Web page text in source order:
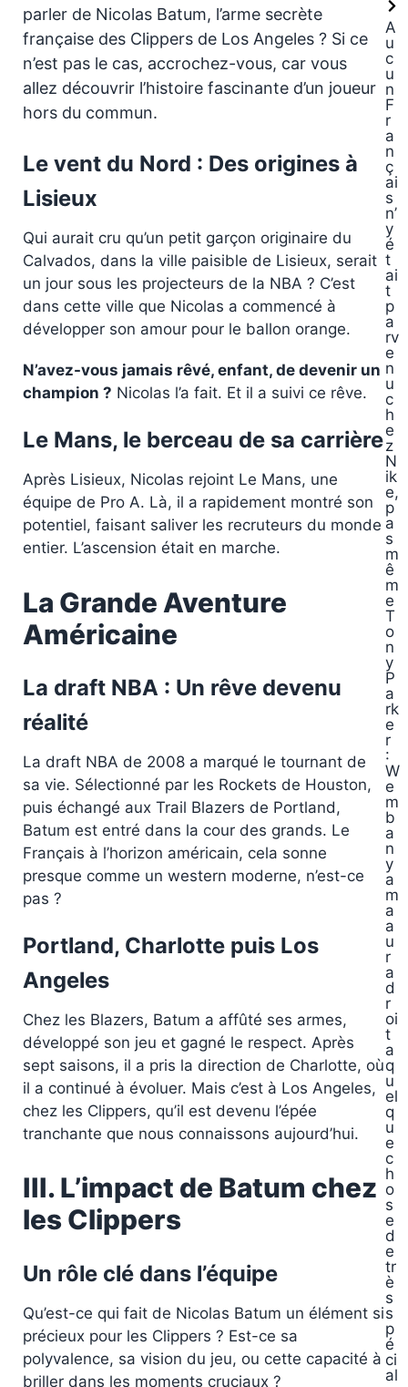
parler de Nicolas Batum, l’arme secrète
française des Clippers de Los Angeles ? Si ce
n’est pas le cas, accrochez-vous, car vous
allez découvrir l’histoire fascinante d’un joueur
hors du commun.
Le vent du Nord : Des origines à
Lisieux
Qui aurait cru qu’un petit garçon originaire du
Calvados, dans la ville paisible de Lisieux, serait
un jour sous les projecteurs de la NBA ? C’est
dans cette ville que Nicolas a commencé à
développer son amour pour le ballon orange.
N’avez-vous jamais rêvé, enfant, de devenir un
champion ? Nicolas l’a fait. Et il a suivi ce rêve.
Le Mans, le berceau de sa carrière
Après Lisieux, Nicolas rejoint Le Mans, une
équipe de Pro A. Là, il a rapidement montré son
potentiel, faisant saliver les recruteurs du monde
entier. L’ascension était en marche.
La Grande Aventure
Américaine
La draft NBA : Un rêve devenu
réalité
La draft NBA de 2008 a marqué le tournant de
sa vie. Sélectionné par les Rockets de Houston,
puis échangé aux Trail Blazers de Portland,
Batum est entré dans la cour des grands. Le
Français à l’horizon américain, cela sonne
presque comme un western moderne, n’est-ce
pas ?
Portland, Charlotte puis Los
Angeles
Chez les Blazers, Batum a affûté ses armes,
développé son jeu et gagné le respect. Après
sept saisons, il a pris la direction de Charlotte, où
il a continué à évoluer. Mais c’est à Los Angeles,
chez les Clippers, qu’il est devenu l’épée
tranchante que nous connaissons aujourd’hui.
III. L’impact de Batum chez
les Clippers
Un rôle clé dans l’équipe
Qu’est-ce qui fait de Nicolas Batum un élément si
précieux pour les Clippers ? Est-ce sa
polyvalence, sa vision du jeu, ou cette capacité à
briller dans les moments cruciaux ?
A
u
c
u
n
F
r
a
n
ç
ai
s
n’
y
é
t
ai
t
p
a
rv
e
n
u
c
h
e
z
N
ik
e,
p
a
s
m
ê
m
e
T
o
n
y
P
a
rk
e
r
:
W
e
m
b
a
n
y
a
m
a
a
u
r
a
d
r
oi
t
a
q
u
el
q
u
e
c
h
o
s
e
d
e
tr
è
s
s
p
é
ci
al